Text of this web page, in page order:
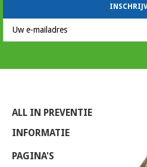
ALL IN PREVENTIE
INFORMATIE
PAGINA'S